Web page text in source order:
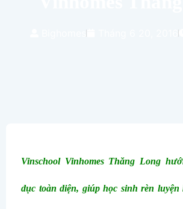
Vinschool Vinhomes Thăng Long
dục toàn diện, giúp học sinh rèn luyện